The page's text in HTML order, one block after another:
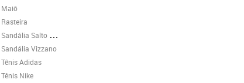
Maiô
Rasteira
Sandália Salto Grosso
Sandália Vizzano
Tênis Adidas
Tênis Nike